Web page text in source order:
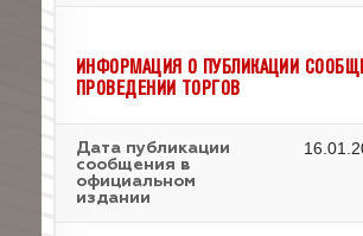
ИНФОРМАЦИЯ О ПУБЛИКАЦИИ
ПРОВЕДЕНИИ ТОРГОВ
Дата публикации
сообщения в
официальном
издании